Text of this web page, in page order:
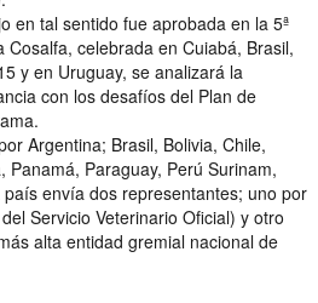
en tal sentido fue aprobada en la 5ª
Cosalfa, celebrada en Cuiabá, Brasil,
y en Uruguay, se analizará la
con los desafíos del Plan de
Argentina; Brasil, Bolivia, Chile,
Panamá, Paraguay, Perú Surinam,
envía dos representantes; uno por
Servicio Veterinario Oficial) y otro
alta entidad gremial nacional de